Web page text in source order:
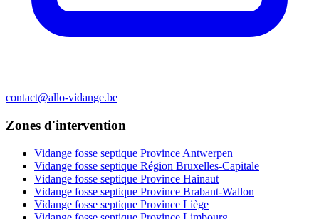
contact@allo-vidange.be
Zones d'intervention
Vidange fosse septique Province Antwerpen
Vidange fosse septique Région Bruxelles-Capitale
Vidange fosse septique Province Hainaut
Vidange fosse septique Province Brabant-Wallon
Vidange fosse septique Province Liège